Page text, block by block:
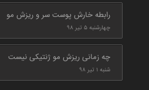
رابطه خارش پوست سر و ریزش مو
چهارشنبه ۵ تیر ۹۸
چه زمانی ریزش مو ژنتیکی نیست
شنبه ۱ تیر ۹۸